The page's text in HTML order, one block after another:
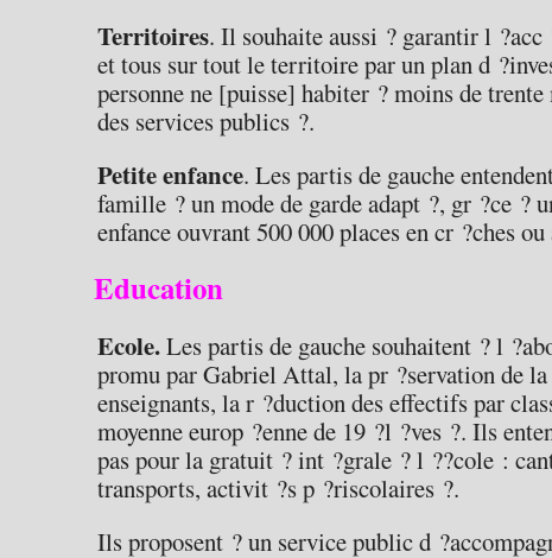
Territoires. Il souhaite aussi ? garantir l
et tous sur tout le territoire par un plan d
personne ne [puisse] habiter ? moins de
des services publics ?.
Petite enfance. Les partis de gauche
famille ? un mode de garde adapt ?, gr ?ce ?
enfance ouvrant 500 000 places en cr ?ches
Education
Ecole.Les partis de gauche souhaitent ? l
promu par Gabriel Attal, la pr ?servation de
enseignants, la r ?duction des effectifs par
moyenne europ ?enne de 19 ?l ?ves ?. Ils
pas pour la gratuit ? int ?grale ? l ??cole :
transports, activit ?s p ?riscolaires ?.
Ils proposent ? un service public d